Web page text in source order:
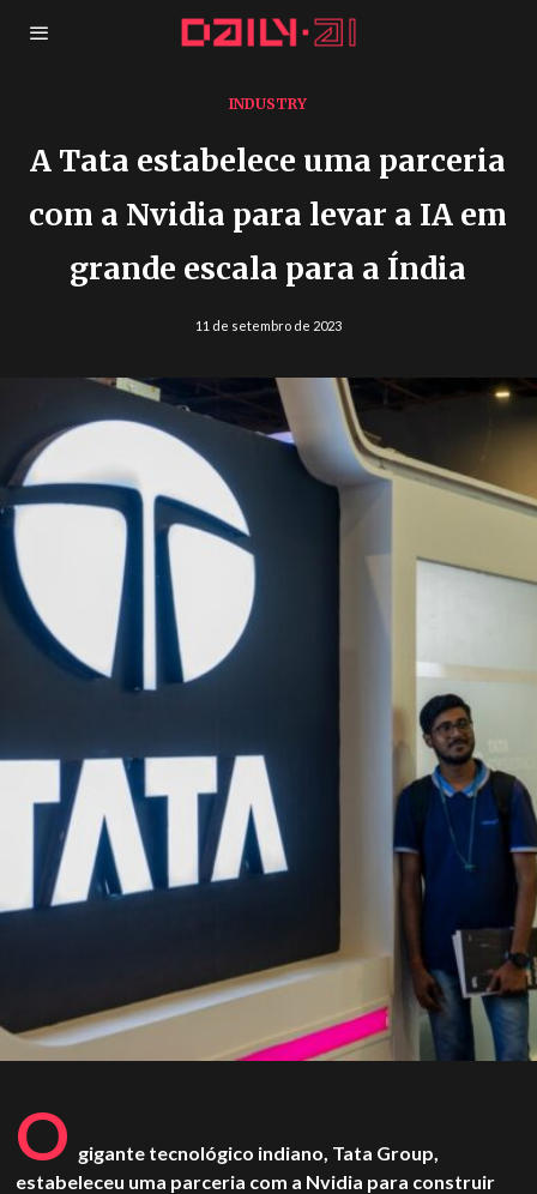
INDUSTRY
A Tata estabelece uma parceria
com a Nvidia para levar a IA em
grande escala para a Índia
11 de setembro de 2023
O gigante tecnológico indiano, Tata Group,
estabeleceu uma parceria com a Nvidia para construir